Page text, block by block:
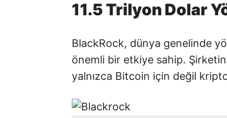
11.5 Trilyon Dolar
BlackRock, dünya genelinde
önemli bir etkiye sahip. Şirketin
yalnızca Bitcoin için değil